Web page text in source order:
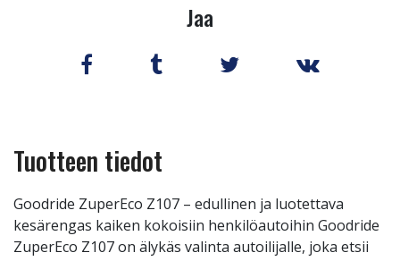
Jaa
Tuotteen tiedot
Goodride ZuperEco Z107 – edullinen ja luotettava
kesärengas kaiken kokoisiin henkilöautoihin Goodride
ZuperEco Z107 on älykäs valinta autoilijalle, joka etsii